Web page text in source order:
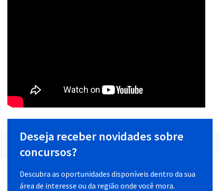
Deseja receber novidades sobre
concursos?
Descubra as oportunidades disponíveis dentro da sua
área de interesse ou da região onde você mora.